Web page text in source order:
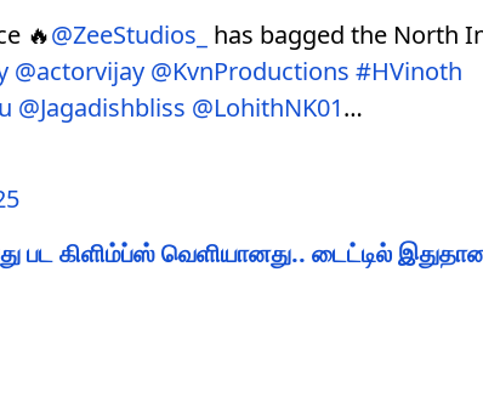
🔥@ZeeStudios_ has bagged the North
@actorvijay @KvnProductions #HVinoth
@Jagadishbliss @LohithNK01…
பட கிளிம்ப்ஸ் வெளியானது.. டைட்டில்